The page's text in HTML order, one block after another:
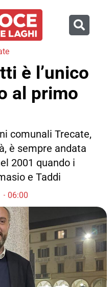
è l’unico
al primo
comunali Trecate,
è sempre andata
2001 quando i
e Taddi
06:00